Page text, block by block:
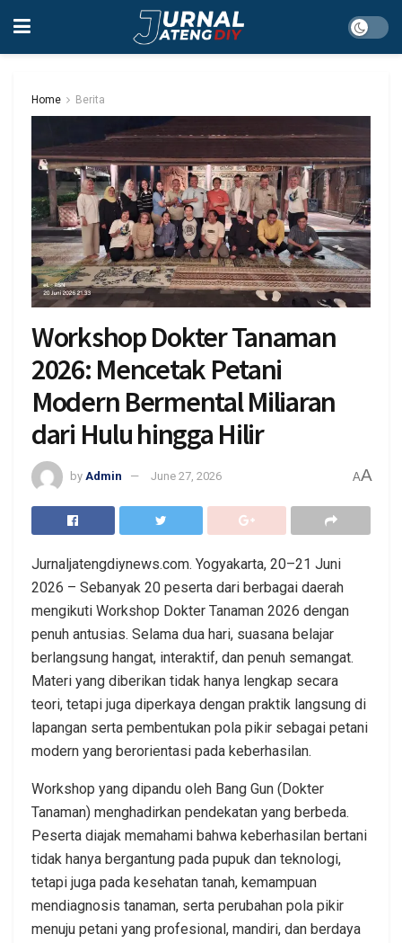
Home Berita
Workshop Dokter Tanaman
2026: Mencetak Petani
Modern Bermental Miliaran
dari Hulu hingga Hilir
by Admin June 27, 2026 AA
Jurnaljatengdiynews.com. Yogyakarta, 20–21 Juni
2026 – Sebanyak 20 peserta dari berbagai daerah
mengikuti Workshop Dokter Tanaman 2026 dengan
penuh antusias. Selama dua hari, suasana belajar
berlangsung hangat, interaktif, dan penuh semangat.
Materi yang diberikan tidak hanya lengkap secara
teori, tetapi juga diperkaya dengan praktik langsung di
lapangan serta pembentukan pola pikir sebagai petani
modern yang berorientasi pada keberhasilan.
Workshop yang dipandu oleh Bang Gun (Dokter
Tanaman) menghadirkan pendekatan yang berbeda.
Peserta diajak memahami bahwa keberhasilan bertani
tidak hanya bergantung pada pupuk dan teknologi,
tetapi juga pada kesehatan tanah, kemampuan
mendiagnosis tanaman, serta perubahan pola pikir
menuju petani yang profesional, mandiri, dan berdaya